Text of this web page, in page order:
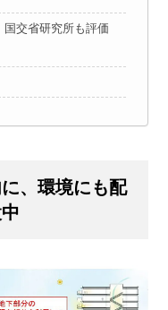
交省研究所も評価
、環境にも配